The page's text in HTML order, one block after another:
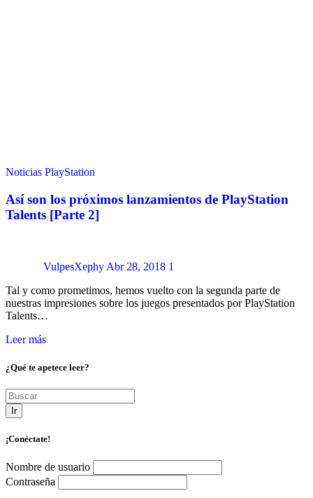
Noticias PlayStation
Así son los próximos lanzamientos de PlayStation
Talents [Parte 2]
VulpesXephyAbr 28, 2018 1
Tal y como prometimos, hemos vuelto con la segunda parte de
nuestras impresiones sobre los juegos presentados por PlayStation
Talents…
Leer más
¿Qué te apetece leer?
Ir
¡Conéctate!
Nombre de usuario
Contraseña